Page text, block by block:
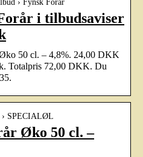
› Fynsk Forår
i tilbudsaviser
50 cl. – 4,8%. 24,00 DKK
Totalpris 72,00 DKK. Du
› SPECIALØL
Øko 50 cl. –